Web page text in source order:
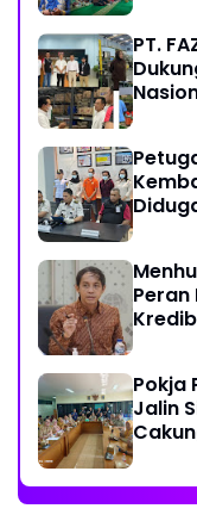
PT.
Pokja
Jalin